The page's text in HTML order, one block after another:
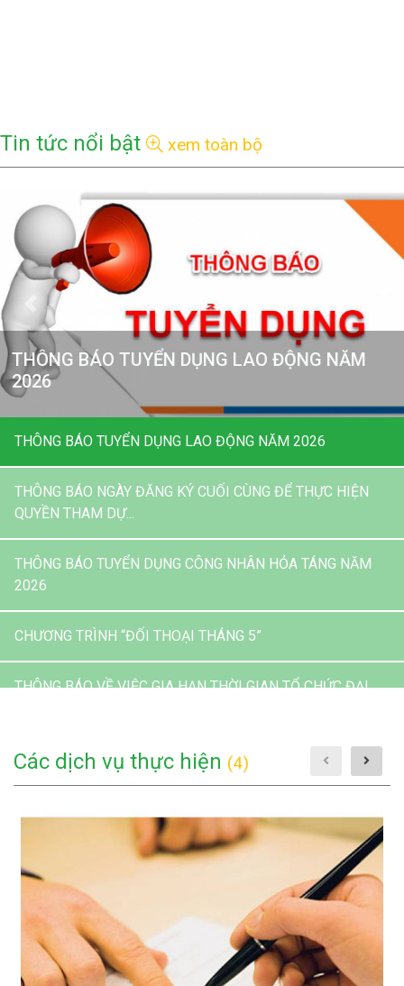
Tin tức nổi bật xem toàn bộ
THÔNG BÁO NGÀY ĐĂNG KÝ CUỐI CÙNG ĐỂ
THỰC HIỆN QUYỀN THAM DỰ ĐẠI HỘI ĐỒNG
CỔ ĐÔNG THƯỜNG NIÊN NĂM 2026 (LẦN 2)
THÔNG BÁO TUYỂN DỤNG LAO ĐỘNG NĂM 2026
THÔNG BÁO NGÀY ĐĂNG KÝ CUỐI CÙNG ĐỂ THỰC HIỆN
QUYỀN THAM DỰ...
THÔNG BÁO TUYỂN DỤNG CÔNG NHÂN HỎA TÁNG NĂM
2026
CHƯƠNG TRÌNH “ĐỐI THOẠI THÁNG 5”
THÔNG BÁO VỀ VIỆC GIA HẠN THỜI GIAN TỔ CHỨC ĐẠI
HỘI ĐỒNG...
ĐẠI HỘI ĐẠI BIỂU CÔNG ĐOÀN CƠ SỞ CÔNG TY CỔ PHẦN
TẬP HUẤN CÔNG TÁC AN TOÀN VỆ SINH LAO ĐỘNG NĂM
2025
LỄ BÀN GIAO NHÀ "MÁI ẤM CÔNG ĐOÀN" NĂM 2025
CÔNG ĐOÀN CƠ SỞ CÔNG TY CỔ PHẦN CÔNG TRÌNH ĐÔ
Các dịch vụ thực hiện (4)